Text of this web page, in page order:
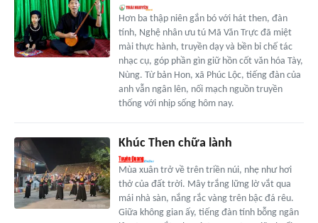
Hơn ba thập niên gắn bó với hát then, đàn
tính, Nghệ nhân ưu tú Mã Văn Trực đã miệt
mài thực hành, truyền dạy và bền bỉ chế tác
nhạc cụ, góp phần gìn giữ hồn cốt văn hóa Tày,
Nùng. Từ bản Hon, xã Phúc Lộc, tiếng đàn của
anh vẫn ngân lên, nối mạch nguồn truyền
thống với nhịp sống hôm nay.
Khúc Then chữa lành
Mùa xuân trở về trên triền núi, nhẹ như hơi
thở của đất trời. Mây trắng lững lờ vắt qua
mái nhà sàn, nắng rắc vàng trên bậc đá rêu.
Giữa không gian ấy, tiếng đàn tính bỗng ngân